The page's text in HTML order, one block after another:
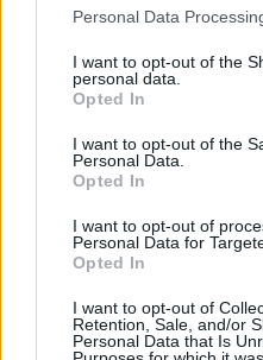
Personal Data
I want to opt-out of the
personal data.
Opted In
I want to opt-out of the
Personal Data.
Opted In
I want to opt-out of
Personal Data for
Opted In
I want to opt-out of
Retention, Sale, and/or
Personal Data that Is
✓ Κατά την εβδομάδα
πέντε νέα σοβαρά
ΜΕΘ και δύο νέοι
επιβεβαιωμένη γρίπη.
αναδρομικά δύο
νοσηλεία σε ΜΕΘ και
επιβεβαιωμένης που
εβδομάδες. Συνολικά,
έως την εβδομάδα 07/